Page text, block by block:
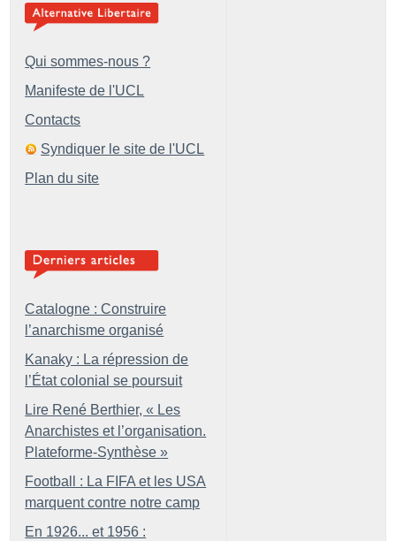
Qui sommes-nous ?
Manifeste de l'UCL
Contacts
Syndiquer le site de l'UCL
Plan du site
Catalogne : Construire
l’anarchisme organisé
Kanaky : La répression de
l’État colonial se poursuit
Lire René Berthier, « Les
Anarchistes et l’organisation.
Plateforme-Synthèse »
Football : La FIFA et les USA
marquent contre notre camp
En 1926... et 1956 :